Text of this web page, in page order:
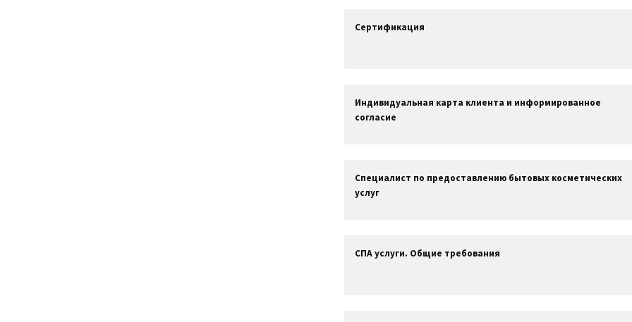
Сертификация
Индивидуальная карта клиента и информированное
согласие
Специалист по предоставлению бытовых косметических
услуг
СПА услуги. Общие требования